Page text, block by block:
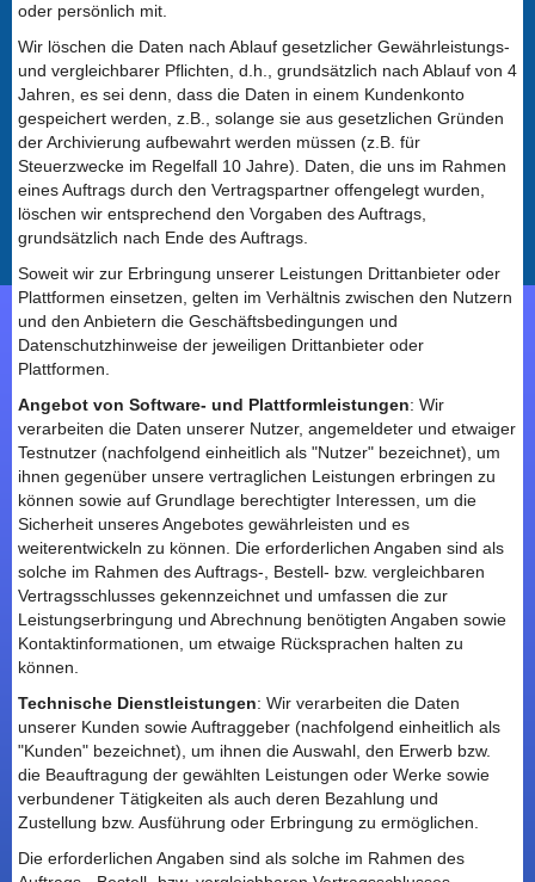
oder persönlich mit.
Wir löschen die Daten nach Ablauf gesetzlicher Gewährleistungs-
und vergleichbarer Pflichten, d.h., grundsätzlich nach Ablauf von 4
Jahren, es sei denn, dass die Daten in einem Kundenkonto
gespeichert werden, z.B., solange sie aus gesetzlichen Gründen
der Archivierung aufbewahrt werden müssen (z.B. für
Steuerzwecke im Regelfall 10 Jahre). Daten, die uns im Rahmen
eines Auftrags durch den Vertragspartner offengelegt wurden,
löschen wir entsprechend den Vorgaben des Auftrags,
grundsätzlich nach Ende des Auftrags.
Soweit wir zur Erbringung unserer Leistungen Drittanbieter oder
Plattformen einsetzen, gelten im Verhältnis zwischen den Nutzern
und den Anbietern die Geschäftsbedingungen und
Datenschutzhinweise der jeweiligen Drittanbieter oder
Plattformen.
Angebot von Software- und Plattformleistungen: Wir
verarbeiten die Daten unserer Nutzer, angemeldeter und etwaiger
Testnutzer (nachfolgend einheitlich als "Nutzer" bezeichnet), um
ihnen gegenüber unsere vertraglichen Leistungen erbringen zu
können sowie auf Grundlage berechtigter Interessen, um die
Sicherheit unseres Angebotes gewährleisten und es
weiterentwickeln zu können. Die erforderlichen Angaben sind als
solche im Rahmen des Auftrags-, Bestell- bzw. vergleichbaren
Vertragsschlusses gekennzeichnet und umfassen die zur
Leistungserbringung und Abrechnung benötigten Angaben sowie
Kontaktinformationen, um etwaige Rücksprachen halten zu
können.
Technische Dienstleistungen: Wir verarbeiten die Daten
unserer Kunden sowie Auftraggeber (nachfolgend einheitlich als
"Kunden" bezeichnet), um ihnen die Auswahl, den Erwerb bzw.
die Beauftragung der gewählten Leistungen oder Werke sowie
verbundener Tätigkeiten als auch deren Bezahlung und
Zustellung bzw. Ausführung oder Erbringung zu ermöglichen.
Die erforderlichen Angaben sind als solche im Rahmen des